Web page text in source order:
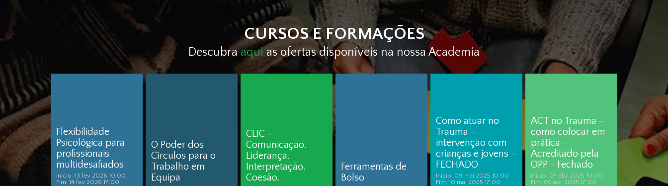
CURSOS E FORMAÇÕES
Descubraaqui as ofertas disponíveis na nossa Academia
Flexibilidade
Psicológica para
profissionais
multidesafiados
Início: 13 fev 2026 10:00
Fim: 14 fev 2026 17:00
O Poder dos
Círculos para o
Trabalho em
Equipa
CLIC -
Comunicação.
Liderança.
Interpretação.
Coesão.
Ferramentas de
Bolso
Como atuar no
Trauma -
intervenção com
crianças e jovens -
FECHADO
Início: 09 mai 2025 10:00
Fim: 10 mai 2025 17:00
ACT no Trauma -
como colocar em
prática -
Acreditado pela
OPP - Fechado
Início: 04 abr 2025 10:00
Fim: 05 abr 2025 17:00